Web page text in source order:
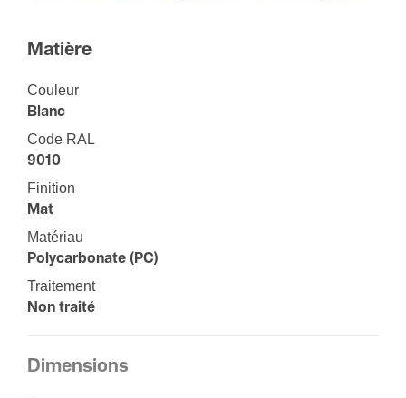
Matière
Couleur
Blanc
Code RAL
9010
Fini­tion
Mat
Maté­riau
Polycarbonate (PC)
Trai­te­ment
Non traité
Dimen­sions